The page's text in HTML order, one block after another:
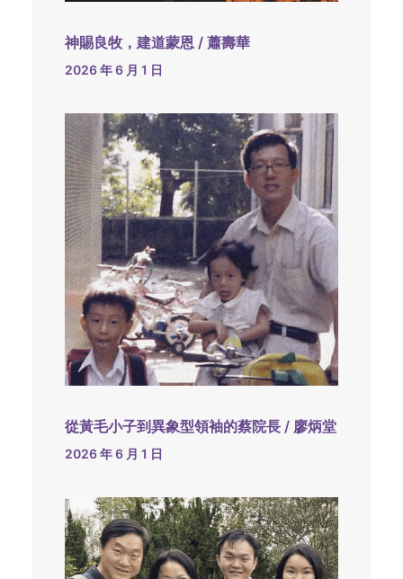
神賜良牧，建道蒙恩 / 蕭壽華
2026 年 6 月 1 日
從黃毛小子到異象型領袖的蔡院長 / 廖炳堂
2026 年 6 月 1 日